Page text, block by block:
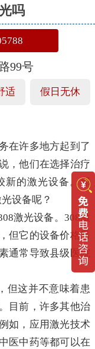
吗
99号
适 假日无休
许多地方起到了
，他们在选择治疗
新的激光设备。那
设备呢？
激光设备。308激
但它的设备价格昂
通常导致县级医院
这并不意味着患
目前，许多其他治
如，应用激光技术
医中药等都可以在